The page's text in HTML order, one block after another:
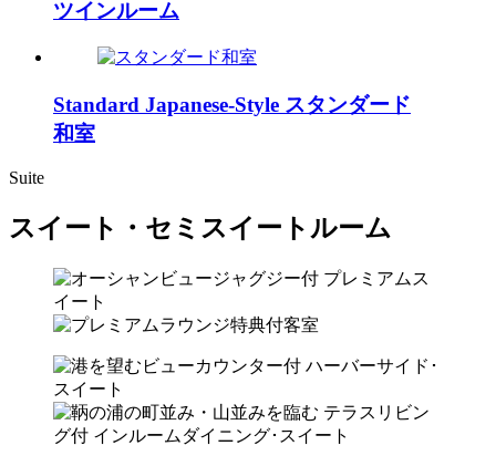
ツインルーム
Standard Japanese-Style スタンダード
和室
Suite
スイート・セミスイートルーム